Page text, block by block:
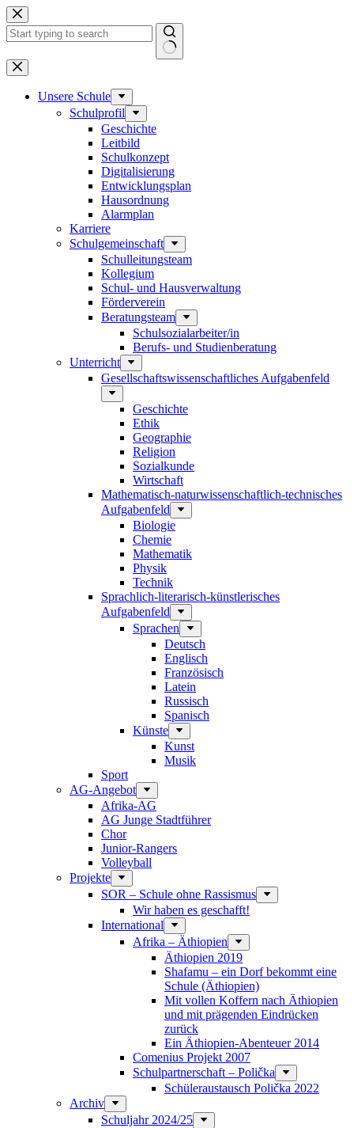
Zum
Inhalt
springen
Keine
Ergebnisse
Unsere Schule
Schulprofil
Geschichte
Leitbild
Schulkonzept
Digitalisierung
Entwicklungsplan
Hausordnung
Alarmplan
Karriere
Schulgemeinschaft
Schulleitungsteam
Kollegium
Schul- und Hausverwaltung
Förderverein
Beratungsteam
Schulsozialarbeiter/in
Berufs- und Studienberatung
Unterricht
Gesellschaftswissenschaftliches Aufgabenfeld
Geschichte
Ethik
Geographie
Religion
Sozialkunde
Wirtschaft
Mathematisch-naturwissenschaftlich-technisches
Aufgabenfeld
Biologie
Chemie
Mathematik
Physik
Technik
Sprachlich-literarisch-künstlerisches
Aufgabenfeld
Sprachen
Deutsch
Englisch
Französisch
Latein
Russisch
Spanisch
Künste
Kunst
Musik
Sport
AG-Angebot
Afrika-AG
AG Junge Stadtführer
Chor
Junior-Rangers
Volleyball
Projekte
SOR – Schule ohne Rassismus
Wir haben es geschafft!
International
Afrika – Äthiopien
Äthiopien 2019
Shafamu – ein Dorf bekommt eine
Schule (Äthiopien)
Mit vollen Koffern nach Äthiopien
und mit prägenden Eindrücken
zurück
Ein Äthiopien-Abenteuer 2014
Comenius Projekt 2007
Schulpartnerschaft – Polička
Schüleraustausch Polička 2022
Archiv
Schuljahr 2024/25